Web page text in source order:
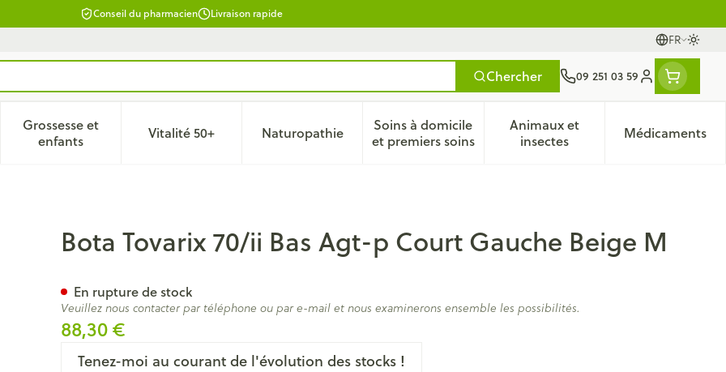
Conseil du pharmacien Livraison rapide
FR
Langues
Chercher 09 251 03 59
Menu client
Beauté, soins et hygiène
menu pour la catégorie Régime, alimentation & vitamines
Grossesse et
enfantsAfficher le sous-menu pour la catégorie Grossesse et enfants
Vitalité 50+Afficher le sous-menu pour la catégorie Vitalité 50+
Naturopathie
Afficher le sous-menu pour la catégorie Naturopathie
Soins à domicile
et premiers soinsAfficher le sous-menu pour la catégorie Soins à
Animaux et
insectes
Afficher le sous-menu pour
Médicaments
Afficher
Gauche Beige M
Bota Tovarix 70/ii Bas Agt-p Court Gauche Beige M
88,30 €
Tenez-moi au courant de l'évolution des stocks !
En rupture de stock
Veuillez nous contacter par téléphone ou par e-mail et nous examinerons ensemble les possibilités.